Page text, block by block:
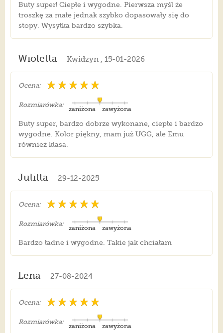
Buty super! Ciepłe i wygodne. Pierwsza myśl że
troszkę za małe jednak szybko dopasowały się do
stopy. Wysyłka bardzo szybka.
Wioletta Kwidzyn , 15-01-2026
Ocena:
Rozmiarówka:
zawyżona
zaniżona
Buty super, bardzo dobrze wykonane, ciepłe i bardzo
wygodne. Kolor piękny, mam już UGG, ale Emu
również klasa.
Julitta 29-12-2025
Ocena:
Rozmiarówka:
zawyżona
zaniżona
Bardzo ładne i wygodne. Takie jak chciałam
Lena 27-08-2024
Ocena:
Rozmiarówka:
zawyżona
zaniżona